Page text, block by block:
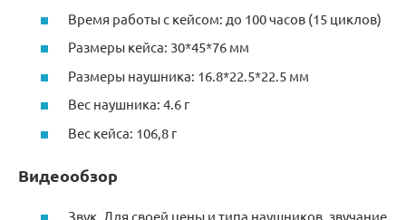
Время работы с кейсом: до 100 часов (15 циклов)
Размеры кейса: 30*45*76 мм
Размеры наушника: 16.8*22.5*22.5 мм
Вес наушника: 4.6 г
Вес кейса: 106,8 г
Видеообзор
Звук. Для своей цены и типа наушников, звучание